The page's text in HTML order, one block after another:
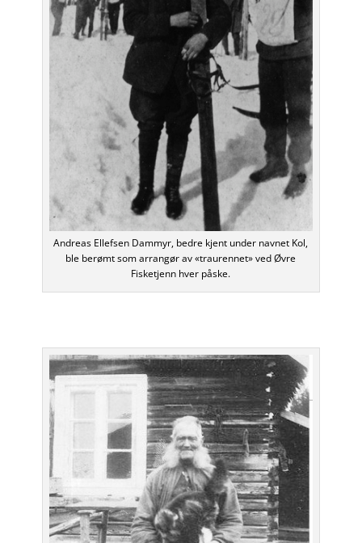
Andreas Ellefsen Dammyr, bedre kjent under navnet Kol,
ble berømt som arrangør av «traurennet» ved Øvre
Fisketjenn hver påske.